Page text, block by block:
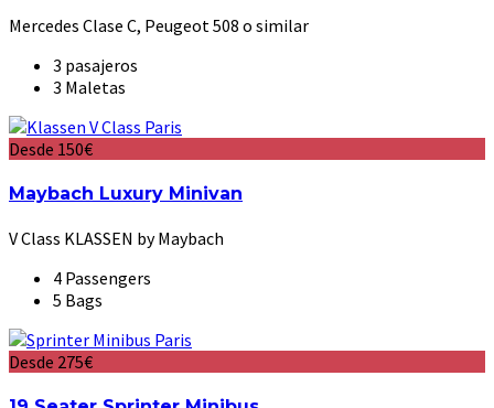
Mercedes Clase C, Peugeot 508 o similar
3 pasajeros
3 Maletas
Desde 150€
Maybach Luxury Minivan
V Class KLASSEN by Maybach
4 Passengers
5 Bags
Desde 275€